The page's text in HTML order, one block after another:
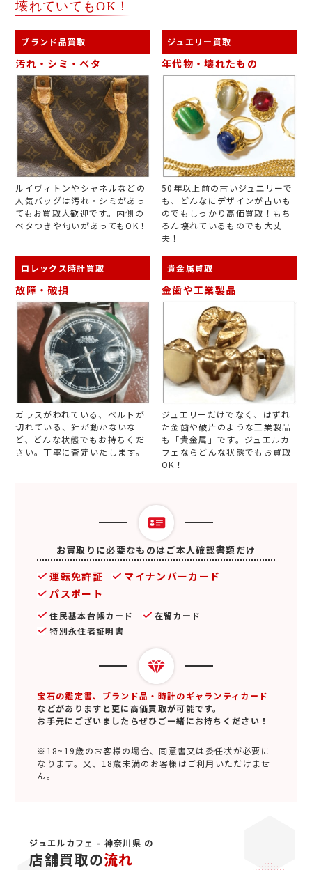
壊れていてもOK！
ブランド品買取
汚れ・シミ・ベタ
ルイヴィトンやシャネルなどの
人気バッグは汚れ・シミがあっ
てもお買取大歓迎です。内側の
ベタつきや匂いがあってもOK！
ジュエリー買取
年代物・壊れたもの
50年以上前の古いジュエリーで
も、どんなにデザインが古いも
のでもしっかり高価買取！もち
ろん壊れているものでも大丈
夫！
ロレックス時計買取
故障・破損
ガラスがわれている、ベルトが
切れている、針が動かないな
ど、どんな状態でもお持ちくだ
さい。丁寧に査定いたします。
貴金属買取
金歯や工業製品
ジュエリーだけでなく、はずれ
た金歯や破片のような工業製品
も「貴金属」です。ジュエルカ
フェならどんな状態でもお買取
OK！
お買取りに必要なものはご本人確認書類だけ
運転免許証
マイナンバーカード
パスポート
住民基本台帳カード
在留カード
特別永住者証明書
宝石の鑑定書、ブランド品・時計のギャランティカード
などがありますと更に高価買取が可能です。
お手元にございましたらぜひご一緒にお持ちください！
※18~19歳のお客様の場合、同意書又は委任状が必要に
なります。又、18歳未満のお客様はご利用いただけませ
ん。
ジュエルカフェ - 神奈川県 の
店舗買取の流れ